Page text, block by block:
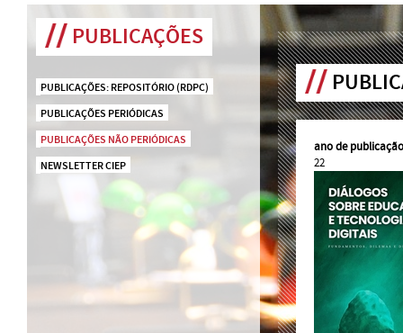
PUBLICAÇÕES
PUBLICAÇÕES: REPOSITÓRIO (RDPC)
PUBLICAÇÕES PERIÓDICAS
PUBLICAÇÕES NÃO PERIÓDICAS
NEWSLETTER CIEP
ano de
22